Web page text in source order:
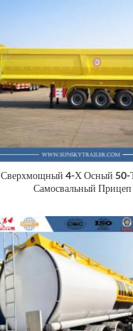
Сверхмощный 4-Х Осный 50-
Самосвальный Прицеп